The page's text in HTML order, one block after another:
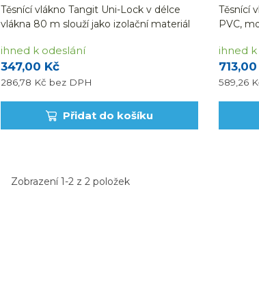
Těsnící vlákno Tangit Uni-Lock v délce
vlákna 80 m slouží jako izolační materiál
trubek.
347,00 Kč
286,78 Kč bez DPH
ihned k odeslání
Přidat do košíku
Těsnící
PVC,
589,26
ihned
Zobrazení 1-2 z 2 položek